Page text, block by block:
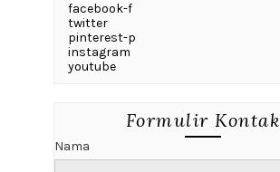
facebook-f
twitter
pinterest-p
instagram
youtube
Formulir Kontak
Nama